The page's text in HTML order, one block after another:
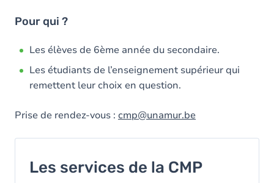
Pour qui ?
Les élèves de 6ème année du secondaire.
Les étudiants de l’enseignement supérieur qui
remettent leur choix en question.
Prise de rendez-vous : cmp@unamur.be
Les services de la CMP